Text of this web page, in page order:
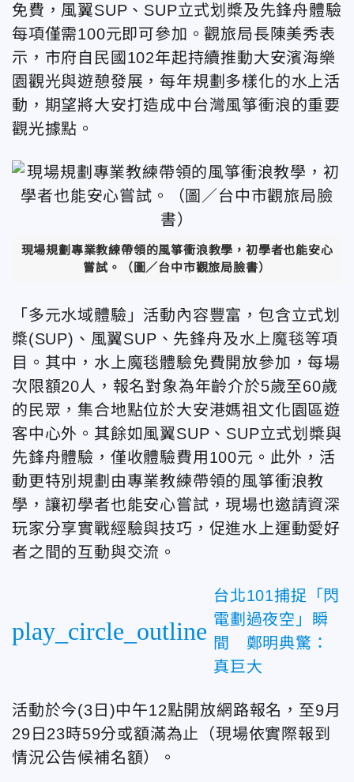
免費，風翼SUP、SUP立式划槳及先鋒舟體驗
每項僅需100元即可參加。觀旅局長陳美秀表
示，市府自民國102年起持續推動大安濱海樂
園觀光與遊憩發展，每年規劃多樣化的水上活
動，期望將大安打造成中台灣風箏衝浪的重要
觀光據點。
現場規劃專業教練帶領的風箏衝浪教學，初學者也能安心
嘗試。（圖／台中市觀旅局臉書）
「多元水域體驗」活動內容豐富，包含立式划
槳(SUP)、風翼SUP、先鋒舟及水上魔毯等項
目。其中，水上魔毯體驗免費開放參加，每場
次限額20人，報名對象為年齡介於5歲至60歲
的民眾，集合地點位於大安港媽祖文化園區遊
客中心外。其餘如風翼SUP、SUP立式划槳與
先鋒舟體驗，僅收體驗費用100元。此外，活
動更特別規劃由專業教練帶領的風箏衝浪教
學，讓初學者也能安心嘗試，現場也邀請資深
玩家分享實戰經驗與技巧，促進水上運動愛好
者之間的互動與交流。
play_circle_outline
台北101捕捉「閃
電劃過夜空」瞬
間 鄭明典驚：
真巨大
活動於今(3日)中午12點開放網路報名 ，至9月
29日23時59分或額滿為止（現場依實際報到
情況公告候補名額）。